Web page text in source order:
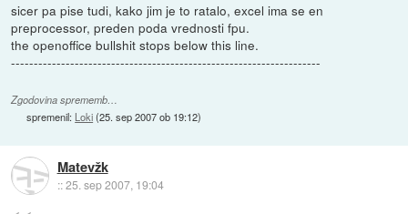
sicer pa pise tudi, kako jim je to ratalo, excel ima se en
preprocessor, preden poda vrednosti fpu.
the openoffice bullshit stops below this line.
--------------------------------------------------------------------
Zgodovina sprememb…
spremenil: Loki(25. sep 2007 ob 19:12)
Matevžk
::25. sep 2007, 19:04